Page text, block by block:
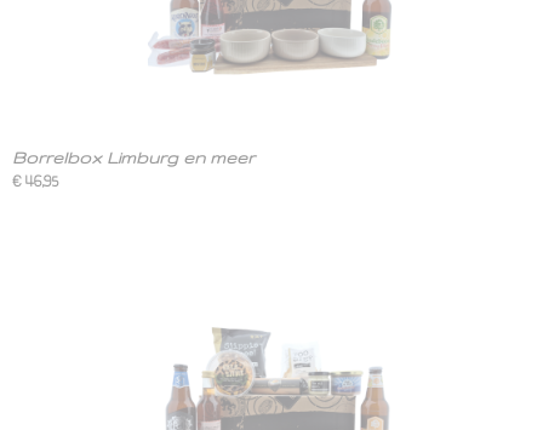
Borrelbox Limburg en meer
€ 46,95